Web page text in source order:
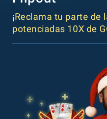
¡Reclama tu parte de
potenciadas 10X de